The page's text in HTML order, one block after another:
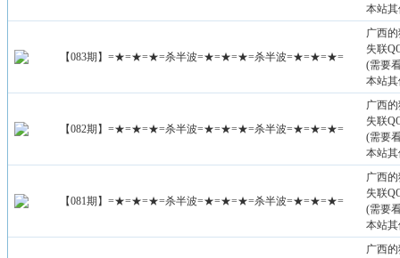
本站
【083期】=★=★=★=杀半波=★=★=★=杀半波=★=★=★=
广西
失联
(需要
本站
【082期】=★=★=★=杀半波=★=★=★=杀半波=★=★=★=
广西
失联
(需要
本站
【081期】=★=★=★=杀半波=★=★=★=杀半波=★=★=★=
广西
失联
(需要
本站
广西